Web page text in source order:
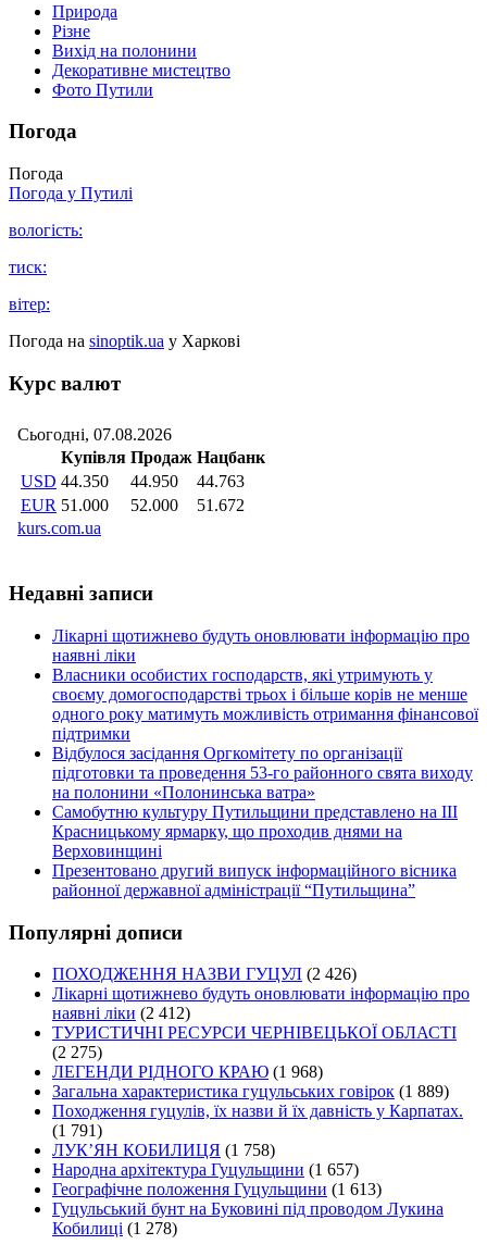
Природа
Різне
Вихід на полонини
Декоративне мистецтво
Фото Путили
Погода
Погода
Погода у Путилі
вологість:
тиск:
вітер:
Погода на sinoptik.ua у Харкові
Курс валют
Недавні записи
Лікарні щотижнево будуть оновлювати інформацію про
наявні ліки
Власники особистих господарств, які утримують у
своєму домогосподарстві трьох і більше корів не менше
одного року матимуть можливість отримання фінансової
підтримки
Відбулося засідання Оргкомітету по організації
підготовки та проведення 53-го районного свята виходу
на полонини «Полонинська ватра»
Самобутню культуру Путильщини представлено на ІІІ
Красницькому ярмарку, що проходив днями на
Верховинщині
Презентовано другий випуск інформаційного вісника
районної державної адміністрації “Путильщина”
Популярні дописи
ПОХОДЖЕННЯ НАЗВИ ГУЦУЛ (2 426)
Лікарні щотижнево будуть оновлювати інформацію про
наявні ліки (2 412)
ТУРИСТИЧНІ РЕСУРСИ ЧЕРНІВЕЦЬКОЇ ОБЛАСТІ
(2 275)
ЛЕГЕНДИ РІДНОГО КРАЮ (1 968)
Загальна характеристика гуцульських говірок (1 889)
Походження гуцулів, їх назви й їх давність у Карпатах.
(1 791)
ЛУК’ЯН КОБИЛИЦЯ (1 758)
Народна архітектура Гуцульщини (1 657)
Географічне положення Гуцульщини (1 613)
Гуцульський бунт на Буковині під проводом Лукина
Кобилиці (1 278)